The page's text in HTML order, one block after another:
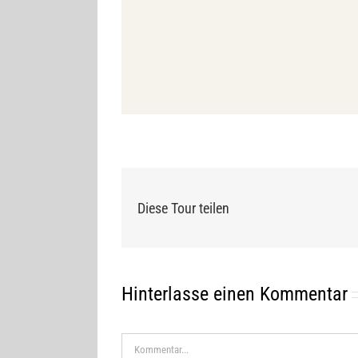
Diese Tour teilen
Hinterlasse einen Kommentar
Kommentar